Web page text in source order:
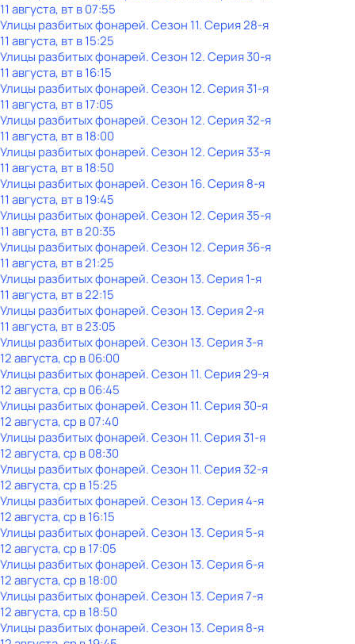
11 августа, вт в 07:55
Улицы разбитых фонарей. Сезон 11. Серия 28-я
11 августа, вт в 15:25
Улицы разбитых фонарей. Сезон 12. Серия 30-я
11 августа, вт в 16:15
Улицы разбитых фонарей. Сезон 12. Серия 31-я
11 августа, вт в 17:05
Улицы разбитых фонарей. Сезон 12. Серия 32-я
11 августа, вт в 18:00
Улицы разбитых фонарей. Сезон 12. Серия 33-я
11 августа, вт в 18:50
Улицы разбитых фонарей. Сезон 16. Серия 8-я
11 августа, вт в 19:45
Улицы разбитых фонарей. Сезон 12. Серия 35-я
11 августа, вт в 20:35
Улицы разбитых фонарей. Сезон 12. Серия 36-я
11 августа, вт в 21:25
Улицы разбитых фонарей. Сезон 13. Серия 1-я
11 августа, вт в 22:15
Улицы разбитых фонарей. Сезон 13. Серия 2-я
11 августа, вт в 23:05
Улицы разбитых фонарей. Сезон 13. Серия 3-я
12 августа, ср в 06:00
Улицы разбитых фонарей. Сезон 11. Серия 29-я
12 августа, ср в 06:45
Улицы разбитых фонарей. Сезон 11. Серия 30-я
12 августа, ср в 07:40
Улицы разбитых фонарей. Сезон 11. Серия 31-я
12 августа, ср в 08:30
Улицы разбитых фонарей. Сезон 11. Серия 32-я
12 августа, ср в 15:25
Улицы разбитых фонарей. Сезон 13. Серия 4-я
12 августа, ср в 16:15
Улицы разбитых фонарей. Сезон 13. Серия 5-я
12 августа, ср в 17:05
Улицы разбитых фонарей. Сезон 13. Серия 6-я
12 августа, ср в 18:00
Улицы разбитых фонарей. Сезон 13. Серия 7-я
12 августа, ср в 18:50
Улицы разбитых фонарей. Сезон 13. Серия 8-я